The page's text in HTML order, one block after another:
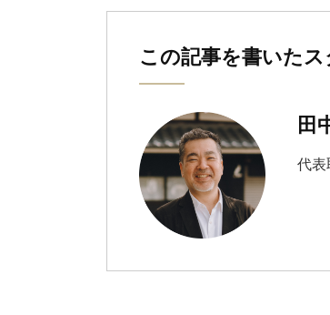
この記事を書いたス
田
代表